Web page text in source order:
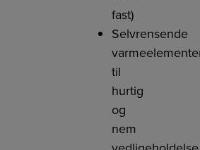
fast)
Selvrensende
til
hurtig
og
nem